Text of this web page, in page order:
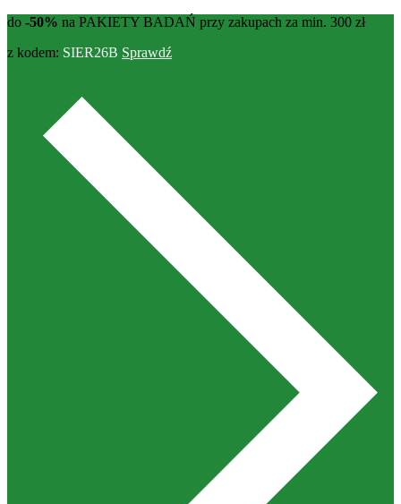
do -50% na PAKIETY BADAŃ przy zakupach za min. 300 zł
z kodem: SIER26B Sprawdź